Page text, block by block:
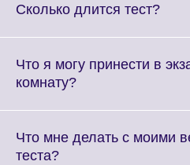
Сколько длится тест?Click
Что я могу принести в
комнату?Click
More
Что мне делать с моими
теста?Click